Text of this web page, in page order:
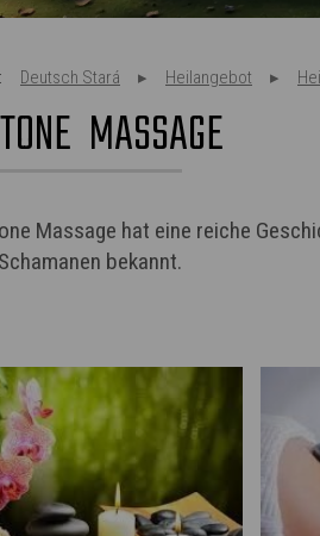
Deutsch Stará Heilangebot
MASSAGE
Massage hat eine reiche
bekannt.